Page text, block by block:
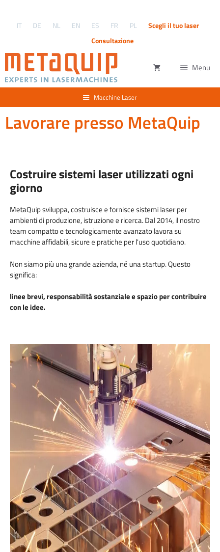
contenuto
IT DE NL EN ES FR PL
Scegli il tuo laser
Consultazione
Menu
Macchine Laser
Lavorare presso MetaQuip
Costruire sistemi laser utilizzati ogni
giorno
MetaQuip sviluppa, costruisce e fornisce sistemi laser per
ambienti di produzione, istruzione e ricerca. Dal 2014, il nostro
team compatto e tecnologicamente avanzato lavora su
macchine affidabili, sicure e pratiche per l'uso quotidiano.
Non siamo più una grande azienda, né una startup. Questo
significa:
linee brevi, responsabilità sostanziale e spazio per contribuire
con le idee.